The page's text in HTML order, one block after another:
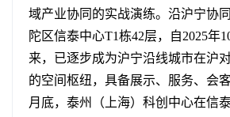
域产业协同的实战演练。沿沪宁协
陀区信泰中心T1栋42层，自2025年
来，已逐步成为沪宁沿线城市在沪
的空间枢纽，具备展示、服务、会
月底，泰州（上海）科创中心在信